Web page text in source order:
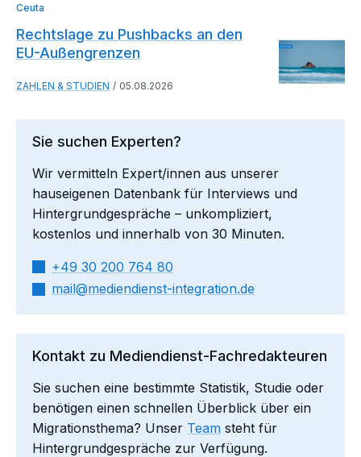
Ceuta
Rechtslage zu Pushbacks an den
EU-Außengrenzen
ZAHLEN & STUDIEN 05.08.2026
Sie suchen Experten?
Wir vermitteln Expert/innen aus unserer
hauseigenen Datenbank für Interviews und
Hintergrundgespräche – unkompliziert,
kostenlos und innerhalb von 30 Minuten.
+49 30 200 764 80
mail​
mediendienst-integration.de
Kontakt zu Mediendienst-Fachredakteuren
Sie suchen eine bestimmte Statistik, Studie oder
benötigen einen schnellen Überblick über ein
Migrationsthema? Unser Team steht für
Hintergrundgespräche zur Verfügung.